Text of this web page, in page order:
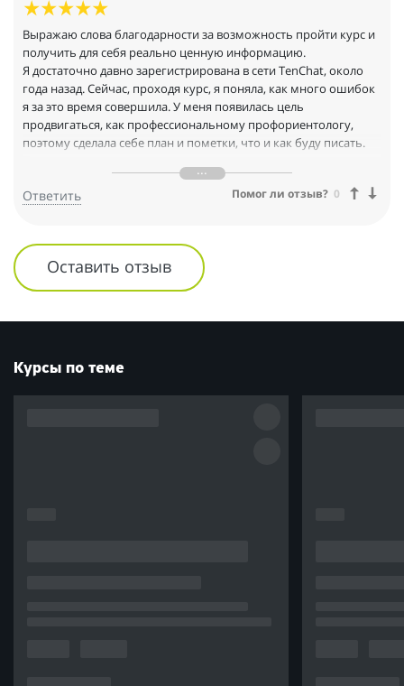
Выражаю слова благодарности за возможность пройти курс и
получить для себя реально ценную информацию.
Я достаточно давно зарегистрирована в сети TenChat, около
года назад. Сейчас, проходя курс, я поняла, как много ошибок
я за это время совершила. У меня появилась цель
продвигаться, как профессиональному профориентологу,
поэтому сделала себе план и пометки, что и как буду писать.
системно составлен, есть определенная стратегия, схема
подачи материала. Во-вторых, удобно, что видео короткие –
получаешь четкую, краткую, ясную информацию. Помимо
этого, приятно, что можно просмотреть уроки по нескольку
раз и пролистать презентации, чтобы вспомнить важные
Для меня этот курс реально стал очень ценным, смело
Спасибо и удачи в развитии!
Ответить Помог ли отзыв? 0
Оставить отзыв
Курсы по теме